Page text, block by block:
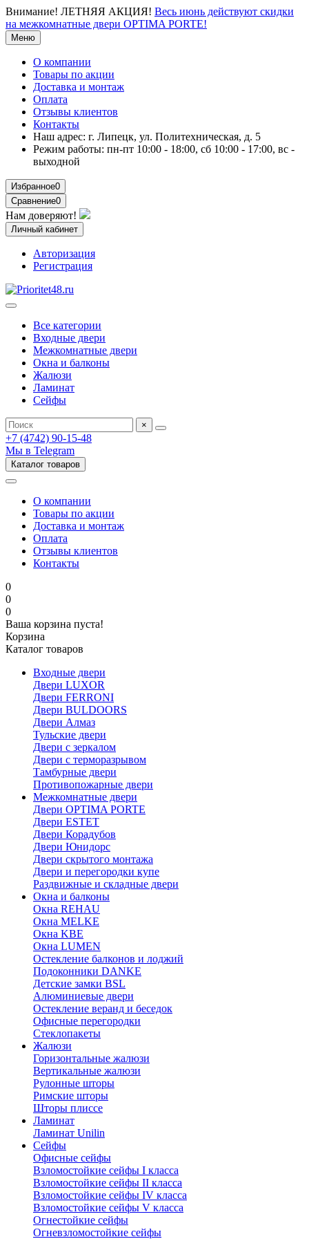
Внимание! ЛЕТНЯЯ АКЦИЯ! Весь июнь действуют скидки
на межкомнатные двери OPTIMA PORTE!
Меню
О компании
Товары по акции
Доставка и монтаж
Оплата
Отзывы клиентов
Контакты
Наш адрес: г. Липецк, ул. Политехническая, д. 5
Режим работы: пн-пт 10:00 - 18:00, сб 10:00 - 17:00, вс -
выходной
Избранное0
Сравнение0
Нам доверяют!
Личный кабинет
Авторизация
Регистрация
Все категории
Входные двери
Межкомнатные двери
Окна и балконы
Жалюзи
Ламинат
Сейфы
×
+7 (4742) 90-15-48
Мы в Telegram
Каталог товаров
О компании
Товары по акции
Доставка и монтаж
Оплата
Отзывы клиентов
Контакты
0
0
0
Ваша корзина пуста!
Корзина
Каталог товаров
Входные двери
Двери LUXOR
Двери FERRONI
Двери BULDOORS
Двери Алмаз
Тульские двери
Двери с зеркалом
Двери с терморазрывом
Тамбурные двери
Противопожарные двери
Межкомнатные двери
Двери OPTIMA PORTE
Двери ESTET
Двери Корадубов
Двери Юнидорс
Двери скрытого монтажа
Двери и перегородки купе
Раздвижные и складные двери
Окна и балконы
Окна REHAU
Окна MELKE
Окна KBE
Окна LUMEN
Остекление балконов и лоджий
Подоконники DANKE
Детские замки BSL
Алюминиевые двери
Остекление веранд и беседок
Офисные перегородки
Стеклопакеты
Жалюзи
Горизонтальные жалюзи
Вертикальные жалюзи
Рулонные шторы
Римские шторы
Шторы плиссе
Ламинат
Ламинат Unilin
Сейфы
Офисные сейфы
Взломостойкие сейфы I класса
Взломостойкие сейфы II класса
Взломостойкие сейфы IV класса
Взломостойкие сейфы V класса
Огнестойкие сейфы
Огневзломостойкие сейфы